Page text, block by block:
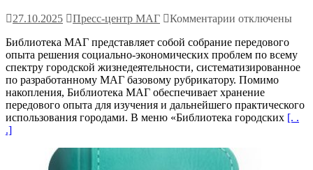
27.10.2025 Пресс-центр МАГ Комментарии к
Библиотека
городских
практик
МАГ
отключены
Библиотека МАГ представляет собой собрание передового
опыта решения социально-экономических проблем по всему
спектру городской жизнедеятельности, систематизированное
по разработанному МАГ базовому рубрикатору. Помимо
накопления, Библиотека МАГ обеспечивает хранение
передового опыта для изучения и дальнейшего практического
использования городами. В меню «Библиотека городских [. .
.]